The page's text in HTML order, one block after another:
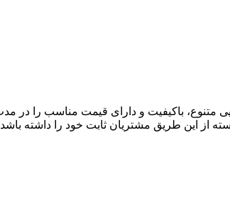
متنوع، باکیفیت و دارای قیمت مناسب را
از این طریق مشتریان ثابت خود را داشته